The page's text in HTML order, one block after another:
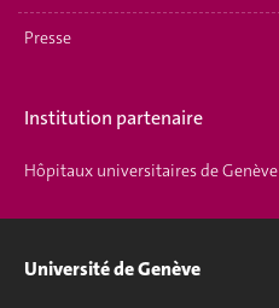
Presse
Institution partenaire
Hôpitaux universitaires de Genève
Université de Genève